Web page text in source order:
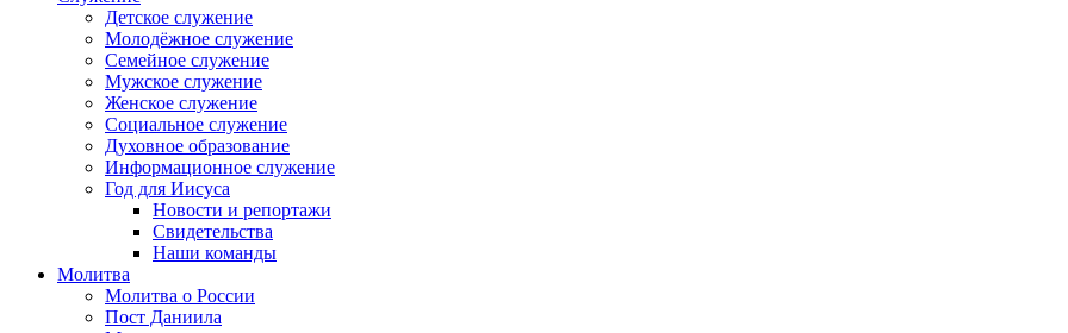
Детское служение
Молодёжное служение
Семейное служение
Мужское служение
Женское служение
Социальное служение
Духовное образование
Информационное служение
Год для Иисуса
Новости и репортажи
Свидетельства
Наши команды
Молитва
Молитва о России
Пост Даниила